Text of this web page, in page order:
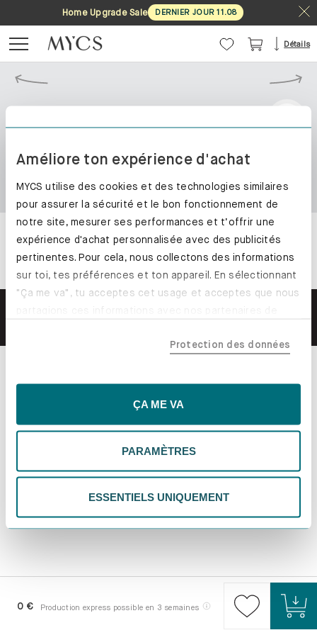
Améliore ton expérience d'achat
MYCS utilise des cookies et des technologies similaires
pour assurer la sécurité et le bon fonctionnement de
notre site, mesurer ses performances et t’offrir une
expérience d'achat personnalisée avec des publicités
pertinentes. Pour cela, nous collectons des informations
sur toi, tes préférences et ton appareil. En sélectionnant
"Ça me va", tu acceptes cet usage et acceptes que nous
tes données pourraient être traitées en dehors de l'UE,
essentiels, ce qui pourrait limiter les contenus
tes préférences. Tu peux modifier tes choix à tout
moment. Pour plus d'informations, consulte notre
politique de confidentialité.
Protection des données
ÇA ME VA
PARAMÈTRES
ESSENTIELS UNIQUEMENT
Home Upgrade Sale DERNIER JOUR 11.08
Détails
0 € Production express possible en 3 semaines